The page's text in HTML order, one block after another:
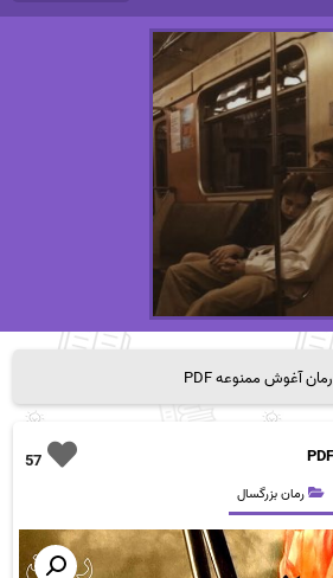
رمان آغوش ممنوعه PDF
57
رمان بزرگسال